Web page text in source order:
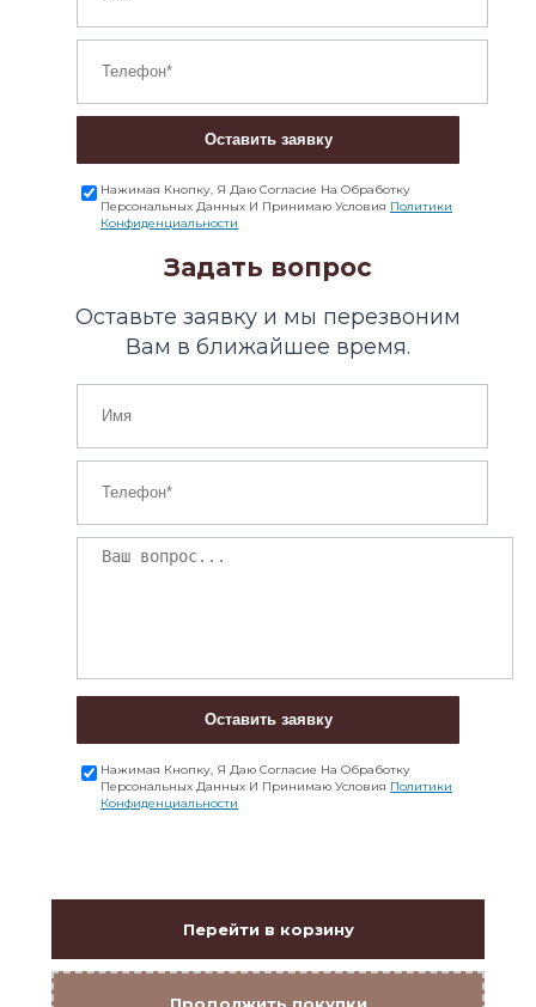
Оставить заявку
Нажимая Кнопку, Я Даю Согласие На Обработку
Персональных Данных И Принимаю Условия Политики
Конфиденциальности
Задать вопрос
Оставьте заявку и мы перезвоним
Вам в ближайшее время.
Оставить заявку
Нажимая Кнопку, Я Даю Согласие На Обработку
Персональных Данных И Принимаю Условия Политики
Конфиденциальности
Перейти в корзину